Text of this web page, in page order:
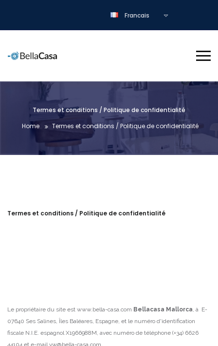
Francais
Termes et conditions / Politique de confidentialité
Home
Termes et conditions / Politique de confidentialité
Termes et conditions / Politique de confidentialité
Le propriétaire du site est www.bella-casa.com Bellacasa Mallorca, à E-
07640 Ses Salines, Îles Baléares, Espagne, et le numéro d'identification
fiscale N.I.E. espagnol X1966988M, avec numéro de téléphone (+34) 6626
44104 et e-mail vw@bella-casa.com.